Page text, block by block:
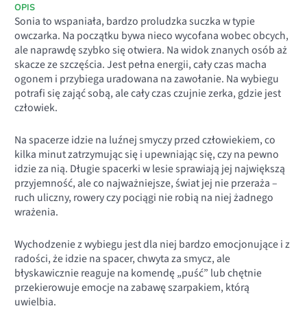
OPIS
Sonia to wspaniała, bardzo proludzka suczka w typie
owczarka. Na początku bywa nieco wycofana wobec obcych,
ale naprawdę szybko się otwiera. Na widok znanych osób aż
skacze ze szczęścia. Jest pełna energii, cały czas macha
ogonem i przybiega uradowana na zawołanie. Na wybiegu
potrafi się zająć sobą, ale cały czas czujnie zerka, gdzie jest
człowiek.
Na spacerze idzie na luźnej smyczy przed człowiekiem, co
kilka minut zatrzymując się i upewniając się, czy na pewno
idzie za nią. Długie spacerki w lesie sprawiają jej największą
przyjemność, ale co najważniejsze, świat jej nie przeraża –
ruch uliczny, rowery czy pociągi nie robią na niej żadnego
wrażenia.
Wychodzenie z wybiegu jest dla niej bardzo emocjonujące i z
radości, że idzie na spacer, chwyta za smycz, ale
błyskawicznie reaguje na komendę „puść” lub chętnie
przekierowuje emocje na zabawę szarpakiem, którą
uwielbia.